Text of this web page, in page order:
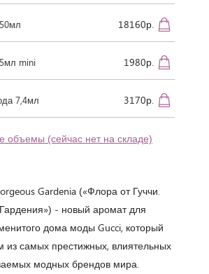
18160р.
mini 1980р.
7,4мл 3170р.
объемы (сейчас нет на складе)
Gardenia («Флора от Гуччи.
- новый аромат для
дома моды Gucci, который
из самых престижных, влиятельных
модных брендов мира.